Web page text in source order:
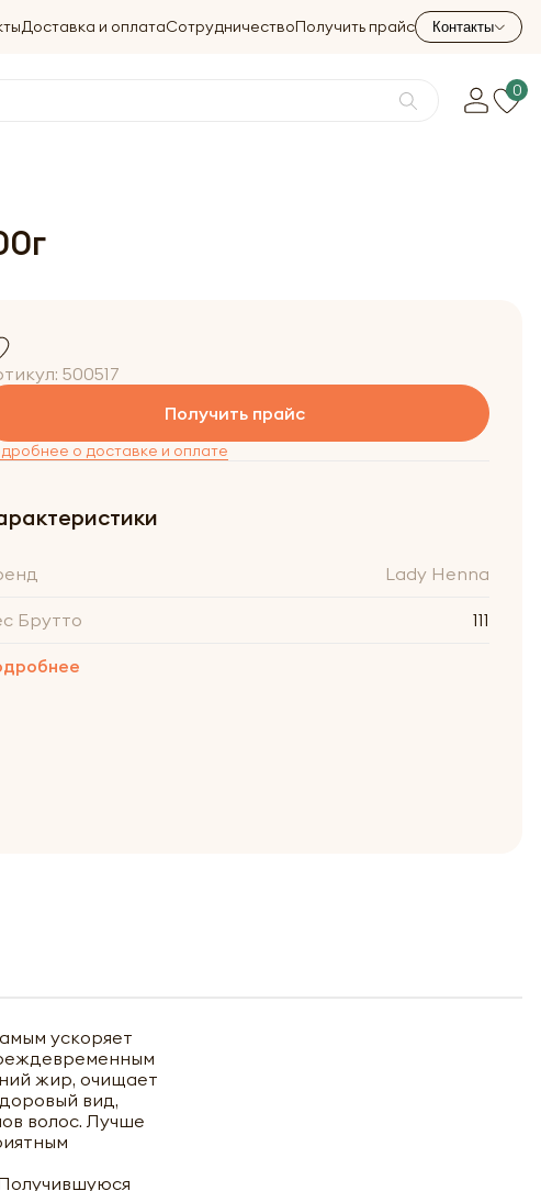
Доставка и оплатаСотрудничествоПолучить прайс Контакты
0
500517
Получить прайс
о доставке и оплате
Lady Henna
Брутто 111
ускоряет
жир, очищает
вид,
волос. Лучше